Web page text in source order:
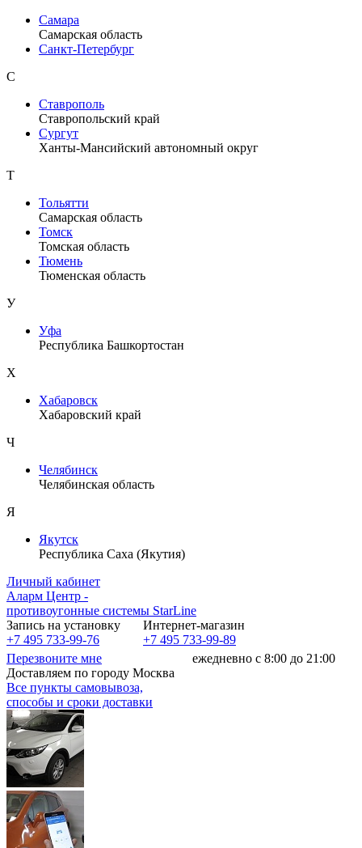
Самара
Самарская область
Санкт-Петербург
С
Ставрополь
Ставропольский край
Сургут
Ханты-Мансийский автономный округ
Т
Тольятти
Самарская область
Томск
Томская область
Тюмень
Тюменская область
У
Уфа
Республика Башкортостан
Х
Хабаровск
Хабаровский край
Ч
Челябинск
Челябинская область
Я
Якутск
Республика Саха (Якутия)
Личный кабинет
Аларм Центр -
противоугонные системы StarLine
Запись на установку
+7 495 733-99-76
Интернет-магазин
+7 495 733-99-89
Перезвоните мне
ежедневно с 8:00 до 21:00
Доставляем по городу Москва
Все пункты самовывоза,
способы и сроки доставки